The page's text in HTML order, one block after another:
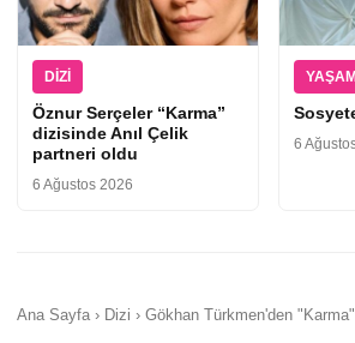
DIZI
Öznur Serçeler “Karma”
dizisinde Anıl Çelik
partneri oldu
6 Ağustos 2026
YAŞAM
6
Ana Sayfa › Dizi › Gökhan Türkmen'den